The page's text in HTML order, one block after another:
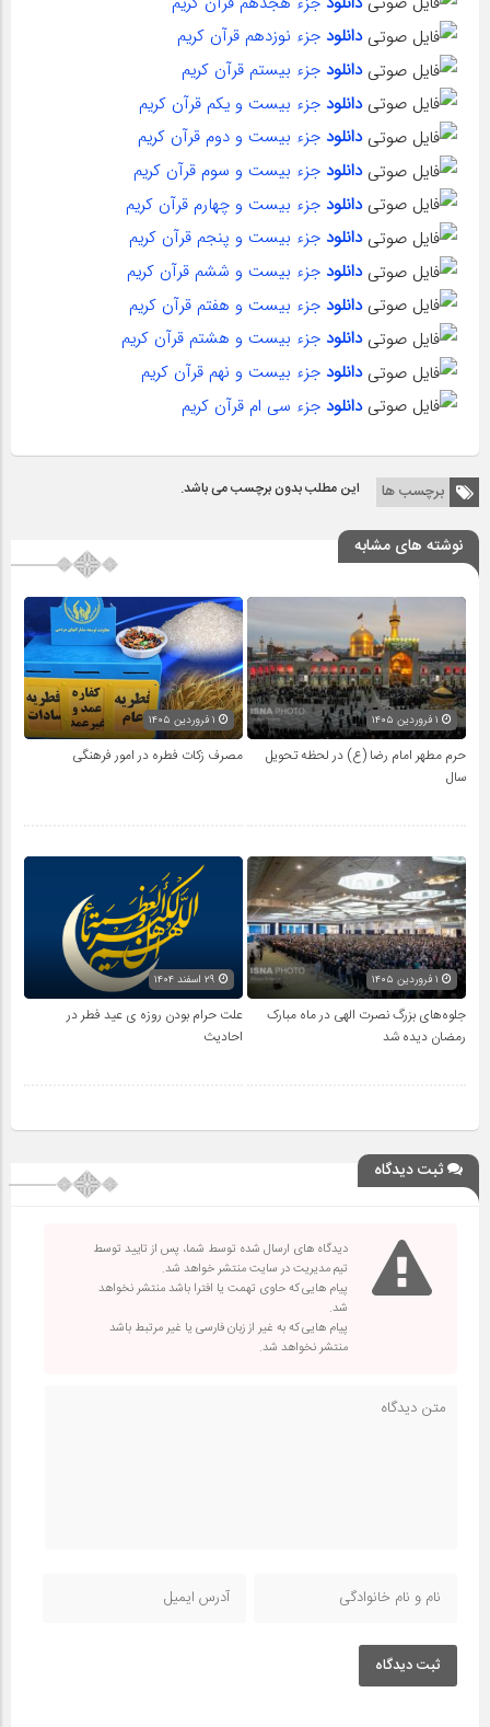
دانلود جزء نوزدهم قرآن کریم
دانلود جزء بیستم قرآن کریم
دانلود جزء بیست و یکم قرآن کریم
دانلود جزء بیست و دوم قرآن کریم
دانلود جزء بیست و سوم قرآن کریم
دانلود جزء بیست و چهارم قرآن کریم
دانلود جزء بیست و پنجم قرآن کریم
دانلود جزء بیست و ششم قرآن کریم
دانلود جزء بیست و هفتم قرآن کریم
دانلود جزء بیست و هشتم قرآن کریم
دانلود جزء بیست و نهم قرآن کریم
دانلود جزء سی ام قرآن کریم
برچسب ها این مطلب بدون برچسب می باشد.
نوشته های مشابه
حرم مطهر امام رضا (ع) در لحظه تحویل
سال
مصرف زکات فطره در امور فرهنگی
جلوه‌های بزرگ نصرت الهی در ماه مبارک
رمضان دیده شد
علت حرام بودن روزه ی عید فطر در
احادیث
ثبت دیدگاه
دیدگاه های ارسال شده توسط شما، پس از تایید توسط
تیم مدیریت در سایت منتشر خواهد شد.
پیام هایی که حاوی تهمت یا افترا باشد منتشر نخواهد
شد.
پیام هایی که به غیر از زبان فارسی یا غیر مرتبط باشد
منتشر نخواهد شد.
ثبت دیدگاه